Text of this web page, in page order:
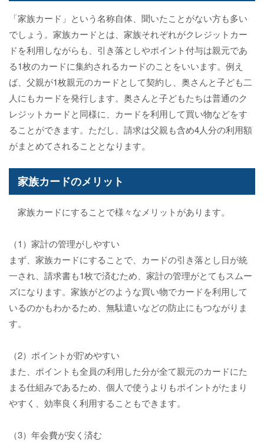
「家族カード」という名称自体、聞いたことがない方も多い
でしょう。家族カードとは、家族それぞれがクレジットカー
ドを利用しながらも、引き落としやポイント付与は親元であ
る1枚のカードに集約されるカードのことをいいます。例え
ば、父親が1枚親元のカードとして契約し、奥さんと子ども二
人にもカードを発行します。奥さんと子どもたちは普通のク
レジットカードと同様に、カードを利用して買い物などをす
ることができます。ただし、請求は父親も含め4人分の利用額
がまとめてされることとなります。
家族カードのメリット
家族カードにすることで様々なメリットがあります。
（1）家計の管理がしやすい
まず、家族カードにすることで、カードの引き落とし日が統
一され、請求書も1枚で済むため、家計の管理がとてもスムー
ズになります。家族がどのような買い物でカードを利用して
いるのかもわかるため、無駄遣いなどの防止にもつながりま
す。
（2）ポイントが貯めやすい
また、ポイントも全員の利用した分が全て親元のカードにた
まる仕組みであるため、個人で使うよりもポイントがたまり
やすく、効率良く利用することもできます。
（3）年会費が安く済む